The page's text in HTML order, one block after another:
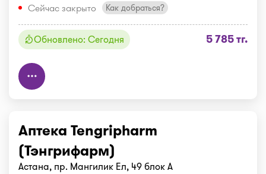
Сейчас закрыто
Как добраться?
Обновлено: Сегодня 5 785 тг.
Аптека Tengripharm
(Тэнгрифарм)
Астана, пр. Мангилик Ел, 49 блок А